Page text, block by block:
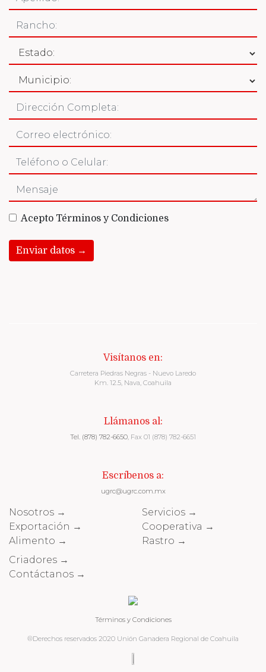
Acepto Términos y Condiciones
Enviar datos →
Visítanos en:
Carretera Piedras Negras - Nuevo Laredo
Km. 12.5, Nava, Coahuila
Llámanos al:
Tel. (878) 782-6650 , Fax 01 (878) 782-6651
Escríbenos a:
ugrc@ugrc.com.mx
Nosotros →
Exportación →
Alimento →
Servicios →
Cooperativa →
Rastro →
Criadores →
Contáctanos →
Términos y Condiciones
®Derechos reservados 2020 Unión Ganadera Regional de Coahuila